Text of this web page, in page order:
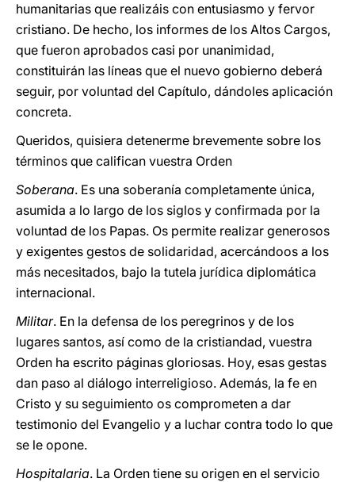
humanitarias que realizáis con entusiasmo y fervor
cristiano. De hecho, los informes de los Altos Cargos,
que fueron aprobados casi por unanimidad,
constituirán las líneas que el nuevo gobierno deberá
seguir, por voluntad del Capítulo, dándoles aplicación
concreta.
Queridos, quisiera detenerme brevemente sobre los
términos que califican vuestra Orden
Soberana. Es una soberanía completamente única,
asumida a lo largo de los siglos y confirmada por la
voluntad de los Papas. Os permite realizar generosos
y exigentes gestos de solidaridad, acercándoos a los
más necesitados, bajo la tutela jurídica diplomática
internacional.
Militar. En la defensa de los peregrinos y de los
lugares santos, así como de la cristiandad, vuestra
Orden ha escrito páginas gloriosas. Hoy, esas gestas
dan paso al diálogo interreligioso. Además, la fe en
Cristo y su seguimiento os comprometen a dar
testimonio del Evangelio y a luchar contra todo lo que
se le opone.
Hospitalaria. La Orden tiene su origen en el servicio